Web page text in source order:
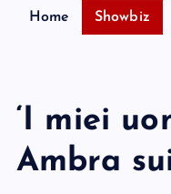
Home Showbiz
‘I miei
Ambra